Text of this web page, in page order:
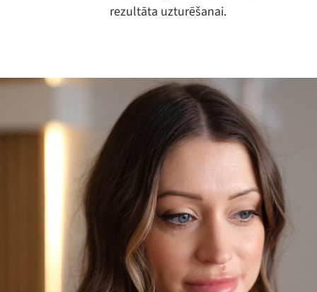
rezultāta uzturēšanai.